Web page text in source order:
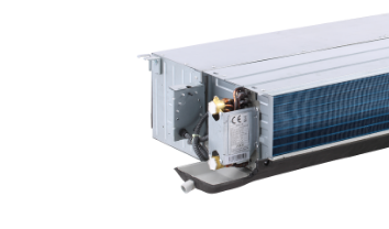
Мульти сплит-системы
Полупромышленные сплит-
системы
Mini VRF-системы серия
Atom
VRF-системы MDV